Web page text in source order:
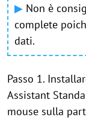
▶ Non è
complete
dati.
Passo 1.
Assistant
mouse sulla